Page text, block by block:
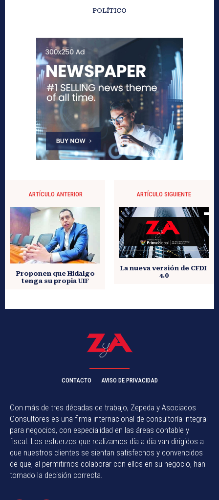
POLÍTICO
ARTÍCULO ANTERIOR
Proponen que Hidalgo
tenga su propia UIF
ARTÍCULO SIGUIENTE
La nueva versión de CFDI
4.0
CONTACTO AVISO DE PRIVACIDAD
Con más de tres décadas de trabajo, Zepeda y Asociados
Consultores es una firma internacional de consultoría integral
para negocios, con especialidad en las áreas contable y
fiscal. Los esfuerzos que realizamos día a día van dirigidos a
que nuestros clientes se sientan satisfechos y convencidos
de que, al permitirnos colaborar con ellos en su negocio, han
tomado la decisión correcta.